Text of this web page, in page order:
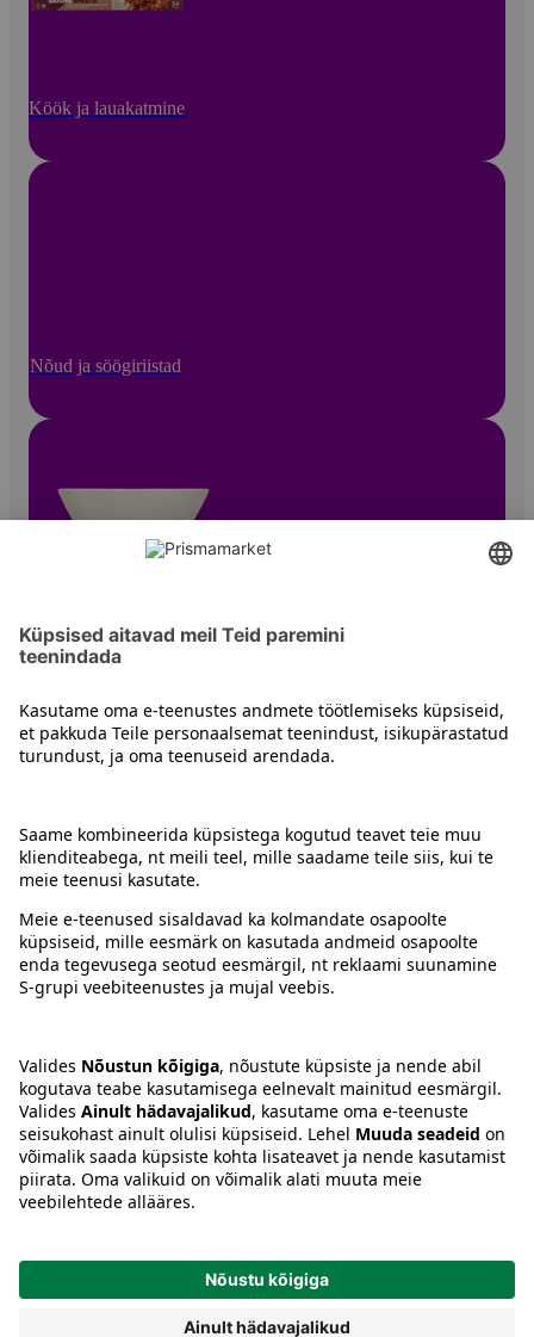
Köök ja lauakatmine
Nõud ja söögiriistad
Sügavad taldrikud ja kausid
Juhised
Tingimused
Keel:ETENRU